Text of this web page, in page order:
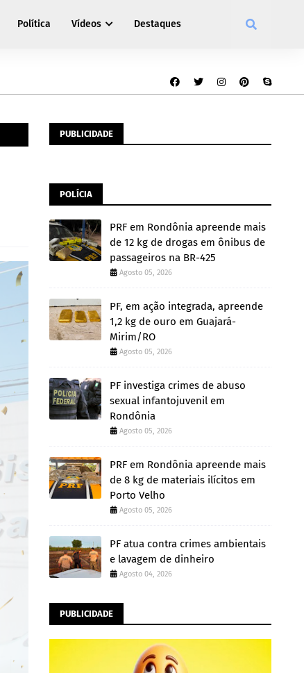
Política Vídeos Destaques
PUBLICIDADE
POLÍCIA
PRF em Rondônia apreende mais
de 12 kg de drogas em ônibus de
passageiros na BR-425
Agosto 05, 2026
PF, em ação integrada, apreende
1,2 kg de ouro em Guajará-
Mirim/RO
Agosto 05, 2026
PF investiga crimes de abuso
sexual infantojuvenil em
Rondônia
Agosto 05, 2026
PRF em Rondônia apreende mais
de 8 kg de materiais ilícitos em
Porto Velho
Agosto 05, 2026
PF atua contra crimes ambientais
e lavagem de dinheiro
Agosto 04, 2026
PUBLICIDADE